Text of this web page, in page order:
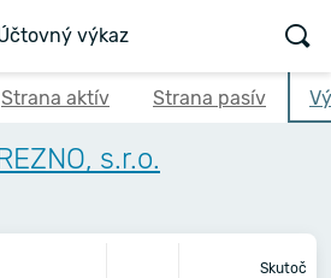
výkaz
Strana aktív Strana pasív
s.r.o.